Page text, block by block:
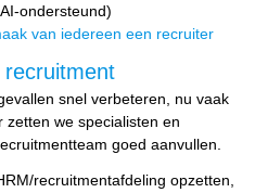
ondersteund)
van iedereen een recruiter
recruitment
snel verbeteren, nu vaak
zetten we specialisten en
goed aanvullen.
recruitmentafdeling opzetten,